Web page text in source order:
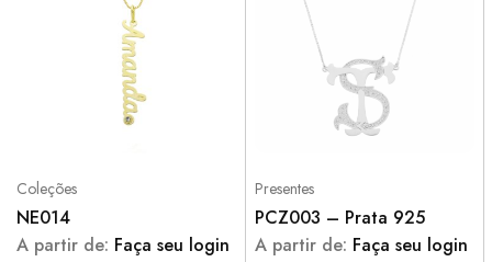
Coleções
NE014
A partir de: Faça seu login
Presentes
PCZ003 – Prata 925
A partir de: Faça seu login